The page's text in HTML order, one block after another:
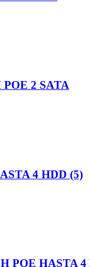
2 SATA
4 HDD (5)
POE HASTA 4